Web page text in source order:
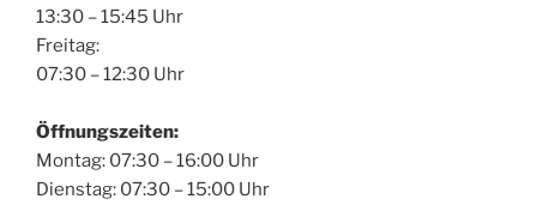
13:30 – 15:45 Uhr
Freitag:
07:30 – 12:30 Uhr
Öffnungszeiten:
Montag: 07:30 – 16:00 Uhr
Dienstag: 07:30 – 15:00 Uhr